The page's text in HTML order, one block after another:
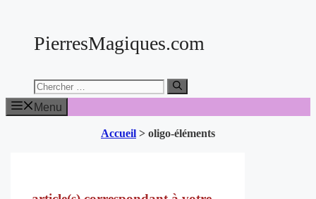
contenuPierresMagiques.com
Chercher:
Menu
Accueil > oligo-éléments